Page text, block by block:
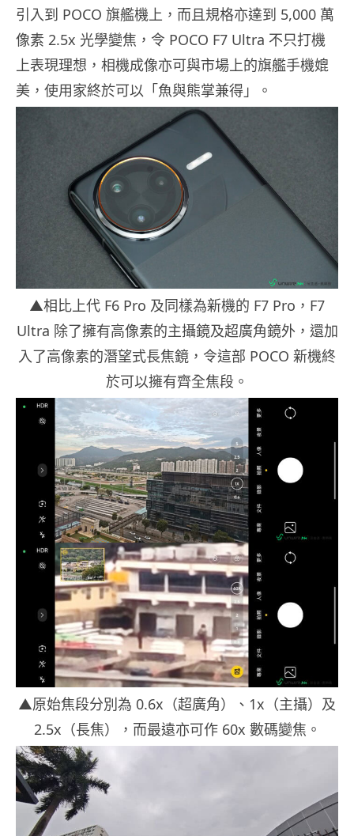
引入到 POCO 旗艦機上，而且規格亦達到 5,000 萬
像素 2.5x 光學變焦，令 POCO F7 Ultra 不只打機
上表現理想，相機成像亦可與市場上的旗艦手機媲
美，使用家終於可以「魚與熊掌兼得」。
▲相比上代 F6 Pro 及同樣為新機的 F7 Pro，F7
Ultra 除了擁有高像素的主攝鏡及超廣角鏡外，還加
入了高像素的潛望式長焦鏡，令這部 POCO 新機終
於可以擁有齊全焦段。
▲原始焦段分別為 0.6x（超廣角）、1x（主攝）及
2.5x（長焦），而最遠亦可作 60x 數碼變焦。